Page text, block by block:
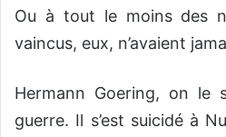
Ou à tout le moins des
vaincus, eux, n’avaient
Hermann Goering, on le
guerre. Il s’est suicidé à